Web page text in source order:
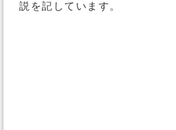
説を記しています。